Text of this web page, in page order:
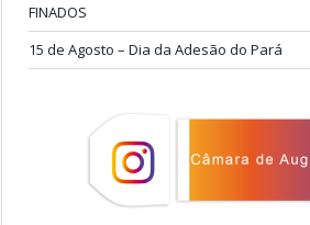
FINADOS
15 de Agosto – Dia da Adesão do Pará